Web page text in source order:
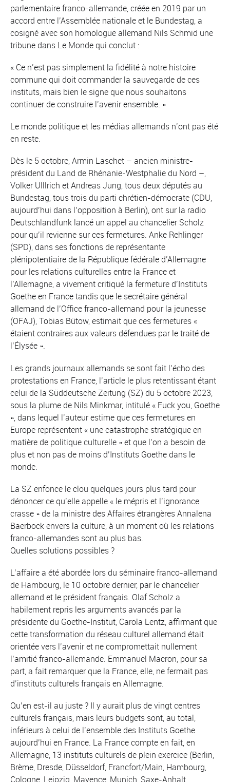
parlementaire franco-allemande, créée en 2019 par un
accord entre l’Assemblée nationale et le Bundestag, a
cosigné avec son homologue allemand Nils Schmid une
tribune dans Le Monde qui conclut :
« Ce n’est pas simplement la fidélité à notre histoire
commune qui doit commander la sauvegarde de ces
instituts, mais bien le signe que nous souhaitons
continuer de construire l’avenir ensemble. »
Le monde politique et les médias allemands n’ont pas été
en reste.
Dès le 5 octobre, Armin Laschet – ancien ministre-
président du Land de Rhénanie-Westphalie du Nord –,
Volker Ulllrich et Andreas Jung, tous deux députés au
Bundestag, tous trois du parti chrétien-démocrate (CDU,
aujourd’hui dans l’opposition à Berlin), ont sur la radio
Deutschlandfunk lancé un appel au chancelier Scholz
pour qu’il revienne sur ces fermetures. Anke Rehlinger
(SPD), dans ses fonctions de représentante
plénipotentiaire de la République fédérale d’Allemagne
pour les relations culturelles entre la France et
l’Allemagne, a vivement critiqué la fermeture d’Instituts
Goethe en France tandis que le secrétaire général
allemand de l’Office franco-allemand pour la jeunesse
(OFAJ), Tobias Bütow, estimait que ces fermetures «
étaient contraires aux valeurs défendues par le traité de
l’Élysée ».
Les grands journaux allemands se sont fait l’écho des
protestations en France, l’article le plus retentissant étant
celui de la Süddeutsche Zeitung (SZ) du 5 octobre 2023,
sous la plume de Nils Minkmar, intitulé « Fuck you, Goethe
», dans lequel l’auteur estime que ces fermetures en
Europe représentent « une catastrophe stratégique en
matière de politique culturelle » et que l’on a besoin de
plus et non pas de moins d’Instituts Goethe dans le
monde.
La SZ enfonce le clou quelques jours plus tard pour
dénoncer ce qu’elle appelle « le mépris et l’ignorance
crasse » de la ministre des Affaires étrangères Annalena
Baerbock envers la culture, à un moment où les relations
franco-allemandes sont au plus bas.
Quelles solutions possibles ?
L’affaire a été abordée lors du séminaire franco-allemand
de Hambourg, le 10 octobre dernier, par le chancelier
allemand et le président français. Olaf Scholz a
habilement repris les arguments avancés par la
présidente du Goethe-Institut, Carola Lentz, affirmant que
cette transformation du réseau culturel allemand était
orientée vers l’avenir et ne compromettait nullement
l’amitié franco-allemande. Emmanuel Macron, pour sa
part, a fait remarquer que la France, elle, ne fermait pas
d’instituts culturels français en Allemagne.
Qu’en est-il au juste ? Il y aurait plus de vingt centres
culturels français, mais leurs budgets sont, au total,
inférieurs à celui de l’ensemble des Instituts Goethe
aujourd’hui en France. La France compte en fait, en
Allemagne, 13 instituts culturels de plein exercice (Berlin,
Brème, Dresde, Düsseldorf, Francfort/Main, Hambourg,
Cologne, Leipzig, Mayence, Munich, Saxe-Anhalt,